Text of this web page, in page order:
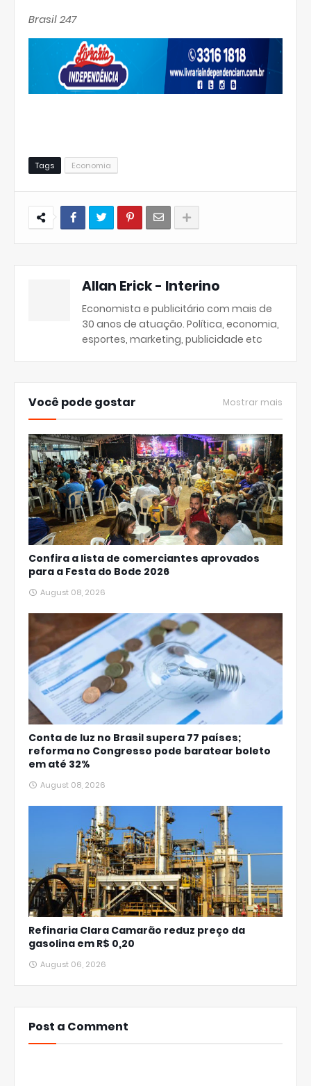
Brasil 247
Tags Economia
Allan Erick - Interino
Economista e publicitário com mais de
30 anos de atuação. Política, economia,
esportes, marketing, publicidade etc
Você pode gostar Mostrar mais
Confira a lista de comerciantes aprovados
para a Festa do Bode 2026
August 08, 2026
Conta de luz no Brasil supera 77 países;
reforma no Congresso pode baratear boleto
em até 32%
August 08, 2026
Refinaria Clara Camarão reduz preço da
gasolina em R$ 0,20
August 06, 2026
Post a Comment